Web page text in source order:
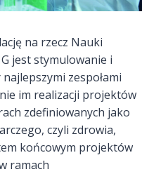
na rzecz Nauki
jest stymulowanie i
zespołami
im realizacji projektów
zdefiniowanych jako
czyli zdrowia,
końcowym projektów
ramach